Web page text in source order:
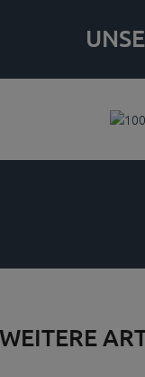
WEITERE